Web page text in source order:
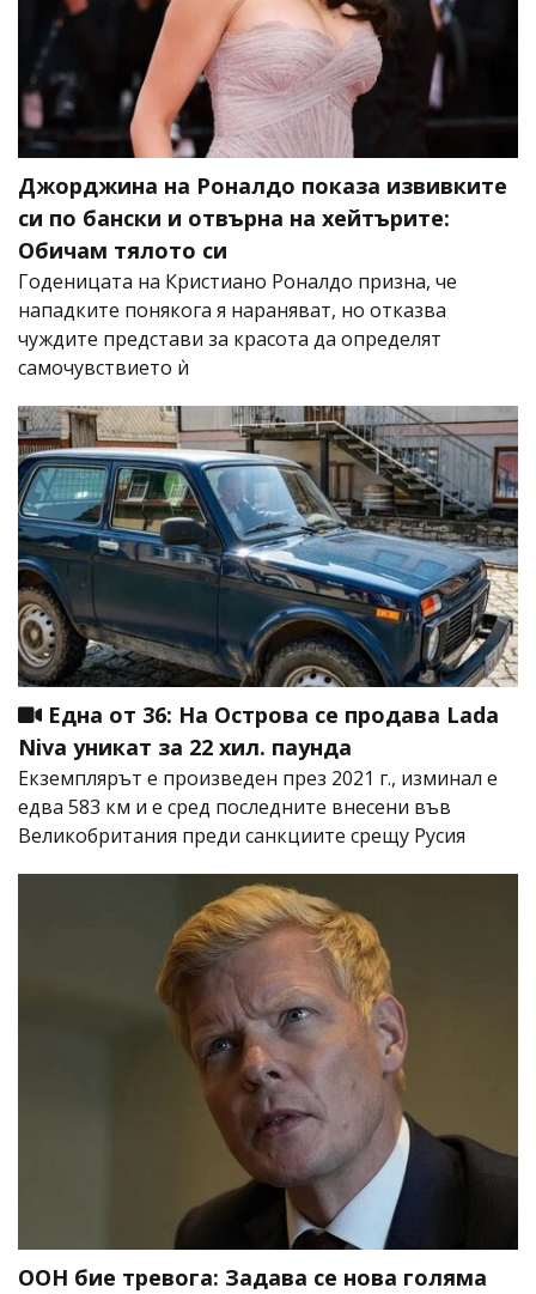
Джорджина на Роналдо показа извивките
си по бански и отвърна на хейтърите:
Обичам тялото си
Годеницата на Кристиано Роналдо призна, че
нападките понякога я нараняват, но отказва
чуждите представи за красота да определят
самочувствието ѝ
Една от 36: На Острова се продава Lada
Niva уникат за 22 хил. паунда
Екземплярът е произведен през 2021 г., изминал е
едва 583 км и е сред последните внесени във
Великобритания преди санкциите срещу Русия
ООН бие тревога: Задава се нова голяма